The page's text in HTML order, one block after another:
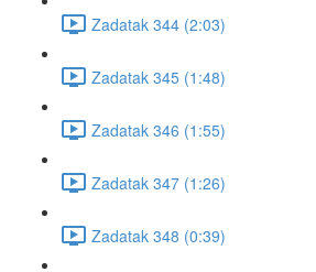
Zadatak 344 (2:03)
Zadatak 345 (1:48)
Zadatak 346 (1:55)
Zadatak 347 (1:26)
Zadatak 348 (0:39)